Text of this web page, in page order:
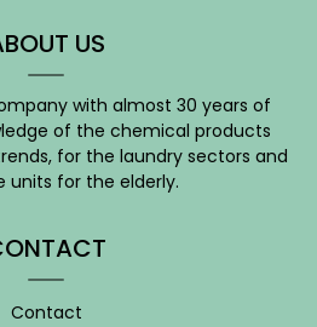
US
with almost 30 years of
of the chemical products
for the laundry sectors and
units for the elderly.
Contact